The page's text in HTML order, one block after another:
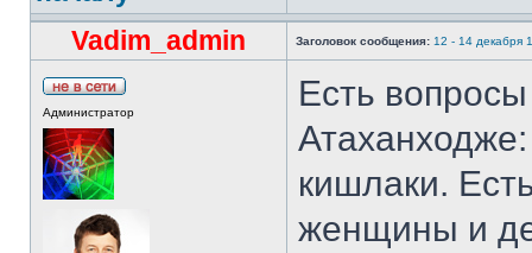
Vadim_admin
Заголовок сообщения: 12 - 14 декабря
Администратор
Есть
кишлаки.
женщины и